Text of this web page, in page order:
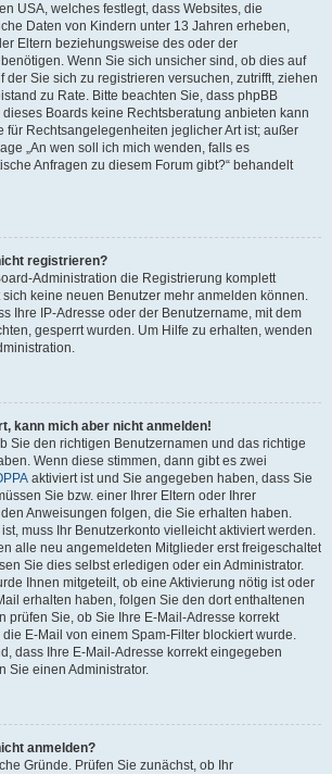
USA, welches festlegt, dass Websites, die
Daten von Kindern unter 13 Jahren erheben,
Eltern beziehungsweise des oder der
Wenn Sie sich unsicher sind, ob dies auf
der Sie sich zu registrieren versuchen, zutrifft, ziehen
zu Rate. Bitte beachten Sie, dass phpBB
Boards keine Rechtsberatung anbieten kann
für Rechtsangelegenheiten jeglicher Art ist; außer
„An wen soll ich mich wenden, falls es
Anfragen zu diesem Forum gibt?“ behandelt
registrieren?
Administration die Registrierung komplett
keine neuen Benutzer mehr anmelden können.
Ihre IP-Adresse oder der Benutzername, mit dem
gesperrt wurden. Um Hilfe zu erhalten, wenden
kann mich aber nicht anmelden!
Sie den richtigen Benutzernamen und das richtige
Wenn diese stimmen, dann gibt es zwei
aktiviert ist und Sie angegeben haben, dass Sie
Sie bzw. einer Ihrer Eltern oder Ihrer
Anweisungen folgen, die Sie erhalten haben.
muss Ihr Benutzerkonto vielleicht aktiviert werden.
alle neu angemeldeten Mitglieder erst freigeschaltet
Sie dies selbst erledigen oder ein Administrator.
Ihnen mitgeteilt, ob eine Aktivierung nötig ist oder
erhalten haben, folgen Sie den dort enthaltenen
prüfen Sie, ob Sie Ihre E-Mail-Adresse korrekt
E-Mail von einem Spam-Filter blockiert wurde.
dass Ihre E-Mail-Adresse korrekt eingegeben
Sie einen Administrator.
anmelden?
Gründe. Prüfen Sie zunächst, ob Ihr